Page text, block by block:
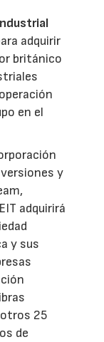
adquirir
británico
en el
y
adquirirá
y sus
25
de